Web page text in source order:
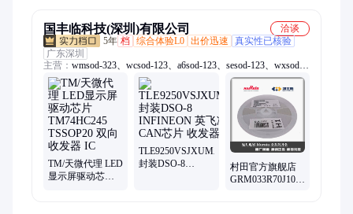
国丰临科技(深圳)有限公司
洽谈
5年 档 综合体验L0 出价迅速
真实性已核验
广东深圳
主营： wmsod-323、wcsod-123、a6sod-123、sesod-123、wxsod-
123、wdsod-323、x4sod-123、6hsod-123、6csod-123、4zsod-
123、mmbd4148t、mmbd4148a、3esod-323、蜡烛灯、wgsod-
123、5psod-123、y2sod-323、稳压管、wnsod-123、d6sod-123、
sksod-123、mmsz5244b、c0sod-323、5nsod-123、4fsod-123
TM/天微代理 LED
显示屏驱动芯片
TLE9250VSJXUMA1
封装DSO-8
村田官方旗舰店
GRM033R70J103JA01D